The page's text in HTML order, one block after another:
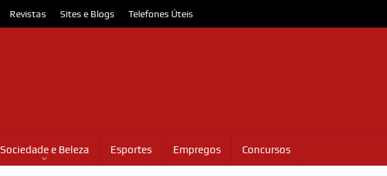
Revistas Sites e Blogs Telefones Úteis
Sociedade e Beleza Esportes Empregos Concursos